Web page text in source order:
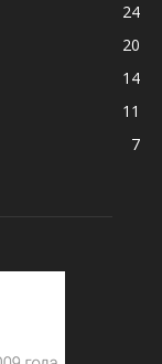
24
20
14
11
7